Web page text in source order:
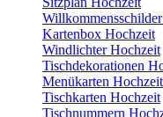
Kartenbox Hochzeit
Windlichter Hochzeit
Tischdekorationen
Menükarten Hochzeit
Tischkarten Hochzeit
Tischnummern